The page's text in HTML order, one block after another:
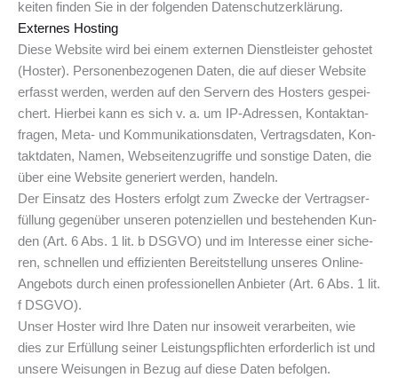
kei­ten fin­den Sie in der fol­gen­den Datenschutzerklärung.
Exter­nes Hosting
Die­se Web­site wird bei einem exter­nen Dienst­leis­ter gehos­tet
(Hos­ter). Per­so­nen­be­zo­ge­nen Daten, die auf die­ser Web­site
erfasst wer­den, wer­den auf den Ser­vern des Hos­ters gespei­
chert. Hier­bei kann es sich v. a. um IP-Adres­sen, Kon­takt­an­
fra­gen, Meta- und Kom­mu­ni­ka­ti­ons­da­ten, Ver­trags­da­ten, Kon­
takt­da­ten, Namen, Web­sei­ten­zu­grif­fe und sons­ti­ge Daten, die
über eine Web­site gene­riert wer­den, handeln.
Der Ein­satz des Hos­ters erfolgt zum Zwe­cke der Ver­trags­er­
fül­lung gegen­über unse­ren poten­zi­el­len und bestehen­den Kun­
den (Art. 6 Abs. 1 lit. b DSGVO) und im Inter­es­se einer siche­
ren, schnel­len und effi­zi­en­ten Bereit­stel­lung unse­res Online-
Ange­bots durch einen pro­fes­sio­nel­len Anbie­ter (Art. 6 Abs. 1 lit.
f DSGVO).
Unser Hos­ter wird Ihre Daten nur inso­weit ver­ar­bei­ten, wie
dies zur Erfül­lung sei­ner Leis­tungs­pflich­ten erfor­der­lich ist und
unse­re Wei­sun­gen in Bezug auf die­se Daten befolgen.